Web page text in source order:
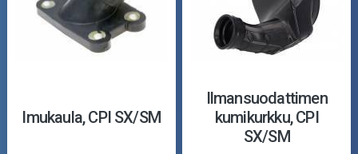
Imukaula, CPI SX/SM
Ilmansuodattimen
kumikurkku, CPI
SX/SM